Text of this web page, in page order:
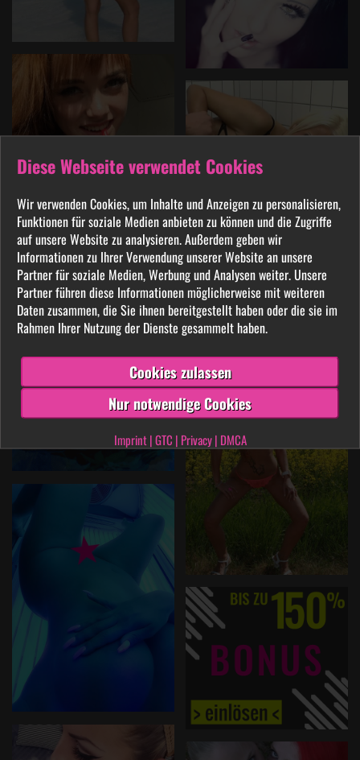
Diese Webseite verwendet Cookies
Wir verwenden Cookies, um Inhalte und Anzeigen zu personalisieren,
Funktionen für soziale Medien anbieten zu können und die Zugriffe
auf unsere Website zu analysieren. Außerdem geben wir
Informationen zu Ihrer Verwendung unserer Website an unsere
Partner für soziale Medien, Werbung und Analysen weiter. Unsere
Partner führen diese Informationen möglicherweise mit weiteren
Daten zusammen, die Sie ihnen bereitgestellt haben oder die sie im
Rahmen Ihrer Nutzung der Dienste gesammelt haben.
Cookies zulassen
Nur notwendige Cookies
Imprint|GTC | Privacy| DMCA